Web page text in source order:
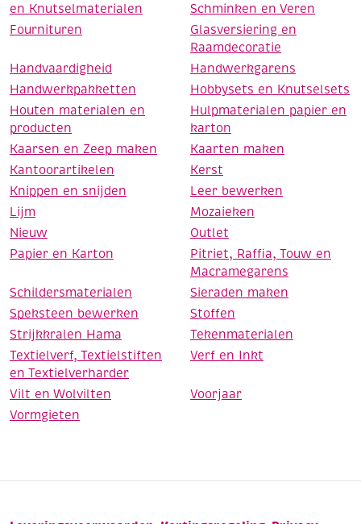
en Knutselmaterialen
Schminken en Veren
Fournituren
Glasversiering en
Raamdecoratie
Handvaardigheid
Handwerkgarens
Handwerkpakketten
Hobbysets en Knutselsets
Houten materialen en
producten
Hulpmaterialen papier en
karton
Kaarsen en Zeep maken
Kaarten maken
Kantoorartikelen
Kerst
Knippen en snijden
Leer bewerken
Lijm
Mozaieken
Nieuw
Outlet
Papier en Karton
Pitriet, Raffia, Touw en
Macramegarens
Schildersmaterialen
Sieraden maken
Speksteen bewerken
Stoffen
Strijkkralen Hama
Tekenmaterialen
Textielverf, Textielstiften
en Textielverharder
Verf en Inkt
Vilt en Wolvilten
Voorjaar
Vormgieten